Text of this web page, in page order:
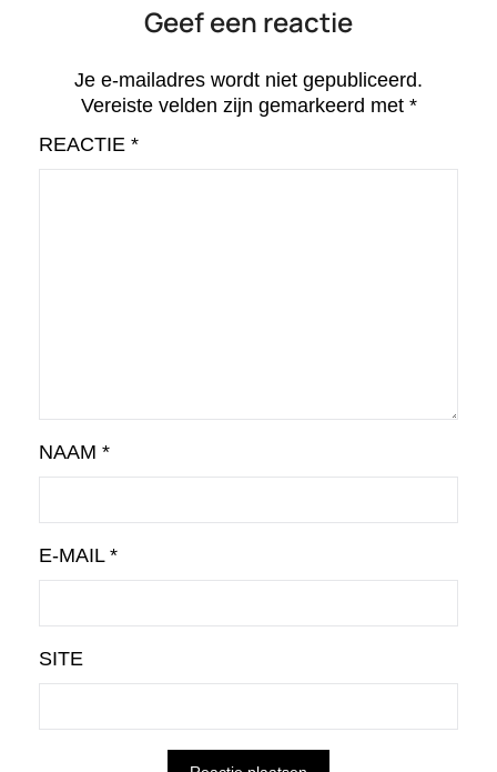
Geef een reactie
Je e-mailadres wordt niet gepubliceerd.
Vereiste velden zijn gemarkeerd met *
REACTIE *
NAAM *
E-MAIL *
SITE